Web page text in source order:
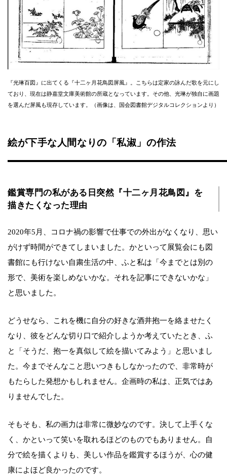
『光琳百図』に出てくる『十二ヶ月花鳥図屏風』。こちらは定家の詠んだ歌を元にし
ており、現在は静嘉堂文庫美術館の所蔵となっています。その他、光琳が独自に画題
を選んだ屏風も現存しています。（画像は、国会図書館デジタルコレクションより）
絵が下手な人間なりの「私淑」の作法
鑑賞専門の私がある日突然『十二ヶ月花鳥図』を
描きたくなった理由
2020年5月、コロナ禍の影響で仕事での外出がなくなり、思い
がけず時間ができてしまいました。かといって展覧会にも図
書館にも行けない自粛生活の中、ふと私は「今までとは別の
形で、美術を楽しめないかな。それを記事にできないかな」
と思いました。
どうせなら、これを機に自分の好きな酒井抱一を絡ませたく
なり、彼をどんな切り口で紹介しようか考えていたとき、ふ
と「そうだ、抱一を真似して絵を描いてみよう」と思いまし
た。今までそんなこと思いつきもしなかったので、非常時が
もたらした発想かもしれません。企画時の私は、正気ではあ
りませんでした。
そもそも、私の画力は非常に微妙なのです。決して上手くな
く、かといって笑いを取れるほどのものでもありません。自
分で絵を描くよりも、美しい作品を鑑賞するほうが、心の健
康によほど良かったのです。